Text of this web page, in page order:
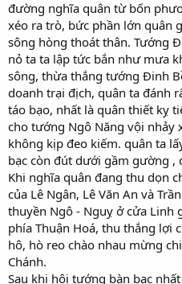
đường nghĩa quân từ bốn
xéo ra trò, bức phần lớn quân
sông hòng thoát thân. Tướng
nỏ ta ta lập tức bắn như mưa
sông, thừa thắng tướng Đinh
doanh trại địch, quân ta đánh
táo bạo, nhất là quân thiết kỵ
cho tướng Ngô Năng vội nhảy
không kịp đeo kiếm. quân ta
bạc còn đút dưới gầm gường
Khi nghĩa quân đang thu dọn
của Lê Ngân, Lê Văn An và
thuyền Ngô - Nguỵ ở cửa Linh
phía Thuận Hoá, thu thắng lợi
hô, hò reo chào nhau mừng
Chánh.
Sau khi hội tướng bàn bạc